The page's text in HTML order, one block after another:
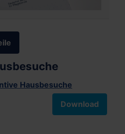
Hausbesuche
Download